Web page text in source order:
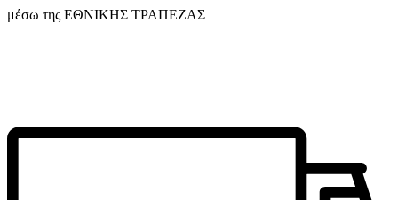
μέσω της ΕΘΝΙΚΗΣ ΤΡΑΠΕΖΑΣ